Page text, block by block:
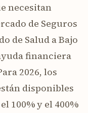
necesitan
de Seguros
de Salud a Bajo
financiera
2026, los
disponibles
100% y el 400%